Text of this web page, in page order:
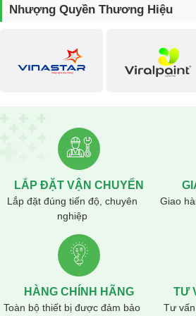
Mua máy khuấy ở đâu uy tín
Hiện nay trên thị trường có rất nhiều nơi
tràn lan và nắm rõ tâm lý khách hàng
thành siêu rẻ nên việc người dùng chọn
lượng là hoàn toàn có thể xảy ra. Vì thế,
máy khuấy sơn uy tín là điều rất quan trọng.
Nhượng Quyền Thương Hiệu
LẮP ĐẶT VẬN CHUYỂN
Lắp đặt đúng tiến độ, chuyên
nghiệp
Giao
HÀNG CHÍNH HÃNG
Toàn bộ thiết bị được đảm bảo
TƯ
Tư